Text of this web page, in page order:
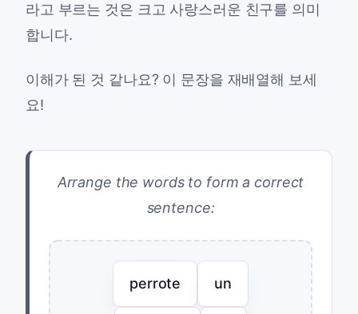
라고 부르는 것은 크고 사랑스러운 친구를 의미
합니다.
이해가 된 것 같나요? 이 문장을 재배열해 보세
요!
Arrange the words to form a correct
sentence:
perrote un